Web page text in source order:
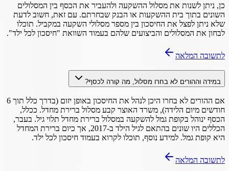
כן, ניתן לשנות את מסלול ההשקעה ולהעביר את הכסף בין המסלולים
השונים בתוך בית ההשקעות או הבנק שבחרתם. עם זאת, חשוב לדעת
שלא ניתן לפצל את החיסכון בין מספר מסלולי השקעה במקביל. תוכלו
לבחון את המסלולים והביצועים שלהם בעמוד השוואת "חיסכון לכל ילד".
לתשובה המלאה
במידה וההורים לא בחרו מסלול, מה קורה לכסף?
אם ההורים לא בחרו היכן לנהל את החיסכון באופן יזום (בדרך כלל תוך 6
חודשים מיום הלידה), משרד האוצר קבע מסלול ברירת מחדל. ככלל,
הכסף ינוהל בקופת גמל להשקעה במסלול ברירת מחדל תלוי גיל. בעבר,
הכללים היו שונים בהתאם לגיל הילד ב-2017, אך כיום ברירת המחדל
היא קופת גמל. למידע נוסף, תוכלו לקרוא בעמוד חיסכון לכל ילד.
לתשובה המלאה